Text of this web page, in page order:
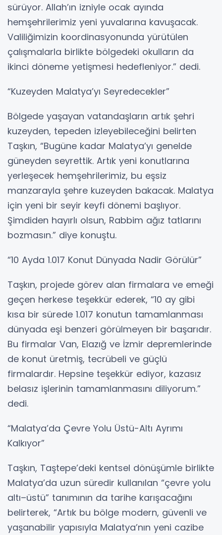
sürüyor. Allah’ın izniyle ocak ayında
hemşehrilerimiz yeni yuvalarına kavuşacak.
Valiliğimizin koordinasyonunda yürütülen
çalışmalarla birlikte bölgedeki okulların da
ikinci döneme yetişmesi hedefleniyor.” dedi.
“Kuzeyden Malatya’yı Seyredecekler”
Bölgede yaşayan vatandaşların artık şehri
kuzeyden, tepeden izleyebileceğini belirten
Taşkın, “Bugüne kadar Malatya’yı genelde
güneyden seyrettik. Artık yeni konutlarına
yerleşecek hemşehrilerimiz, bu eşsiz
manzarayla şehre kuzeyden bakacak. Malatya
için yeni bir seyir keyfi dönemi başlıyor.
Şimdiden hayırlı olsun, Rabbim ağız tatlarını
bozmasın.” diye konuştu.
“10 Ayda 1.017 Konut Dünyada Nadir Görülür”
Taşkın, projede görev alan firmalara ve emeği
geçen herkese teşekkür ederek, “10 ay gibi
kısa bir sürede 1.017 konutun tamamlanması
dünyada eşi benzeri görülmeyen bir başarıdır.
Bu firmalar Van, Elazığ ve İzmir depremlerinde
de konut üretmiş, tecrübeli ve güçlü
firmalardır. Hepsine teşekkür ediyor, kazasız
belasız işlerinin tamamlanmasını diliyorum.”
dedi.
“Malatya’da Çevre Yolu Üstü-Altı Ayrımı
Kalkıyor”
Taşkın, Taştepe’deki kentsel dönüşümle birlikte
Malatya’da uzun süredir kullanılan “çevre yolu
altı–üstü” tanımının da tarihe karışacağını
belirterek, “Artık bu bölge modern, güvenli ve
yaşanabilir yapısıyla Malatya’nın yeni cazibe